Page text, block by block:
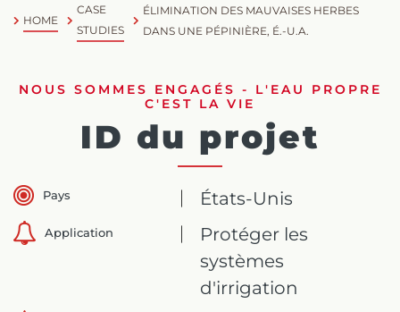
HOME
CASE
STUDIES
ÉLIMINATION DES MAUVAISES HERBES
DANS UNE PÉPINIÈRE, É.-U.A.
NOUS SOMMES ENGAGÉS - L'EAU PROPRE
C'EST LA VIE
ID du projet
Pays États-Unis
Application
Protéger les
systèmes
d'irrigation